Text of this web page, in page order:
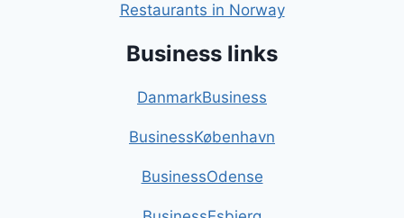
Restaurants in Norway
Business links
DanmarkBusiness
BusinessKøbenhavn
BusinessOdense